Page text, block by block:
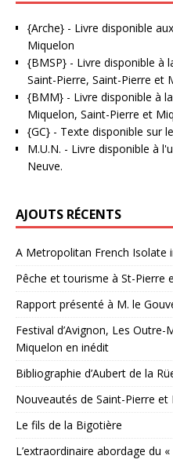
{Arche} - Livre disponible aux
Miquelon
{BMSP} - Livre disponible à
Saint-Pierre, Saint-Pierre et
{BMM} - Livre disponible à
Miquelon, Saint-Pierre et
{GC} - Texte disponible sur
M.U.N. - Livre disponible à
Neuve.
AJOUTS RÉCENTS
A Metropolitan French Isolate
Pêche et tourisme à St-Pierre
Rapport présenté à M. le
Festival d’Avignon, Les
Miquelon en inédit
Bibliographie d’Aubert de la
Nouveautés de Saint-Pierre
Le fils de la Bigotière
L’extraordinaire abordage du